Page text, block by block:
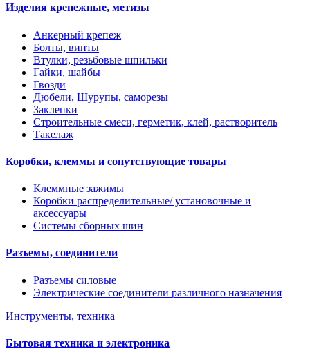
Изделия крепежные, метизы
Анкерный крепеж
Болты, винты
Втулки, резьбовые шпильки
Гайки, шайбы
Гвозди
Дюбели, Шурупы, саморезы
Заклепки
Строительные смеси, герметик, клей, растворитель
Такелаж
Коробки, клеммы и сопутствующие товары
Клеммные зажимы
Коробки распределительные/ установочные и
аксессуары
Системы сборных шин
Разъемы, соединители
Разъемы силовые
Электрические соединители различного назначения
Инструменты, техника
Бытовая техника и электроника